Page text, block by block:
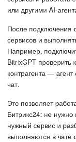
Задачи
Проекты AI
Календарь
Диск
База
или другими AI-
После подключения
сервисов и
Например,
BitrixGPT проверить
контрагента — агент
чат.
Это позволяет
Битрикс24: не нужно
нужный сервис и
выполняются в чате